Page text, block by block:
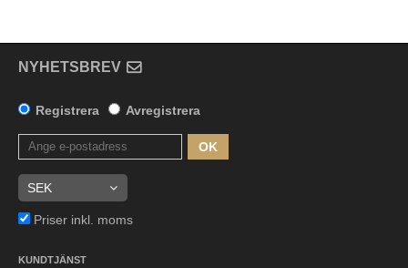
NYHETSBREV
Registrera Avregistrera
OK
Priser inkl. moms
KUNDTJÄNST